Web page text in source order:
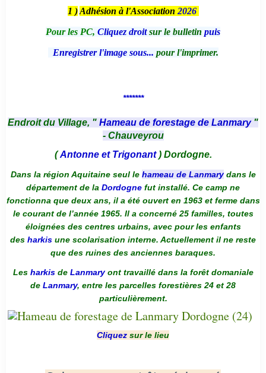
1 ) Adhésion à l'Association 2026
Pour les PC, Cliquez droitsur le bulletin puis
Enregistrer l'image sous... pour l'imprimer.
*******
Endroit du Village, " Hameau de forestage de Lanmary "
- Chauveyrou
(Antonne et Trigonant) Dordogne.
Dans la région Aquitaine seul le hameau de Lanmarydans le
département de la Dordogne fut installé. Ce camp ne
fonctionna que deux ans, il a été ouvert en 1963 et ferme dans
le courant de l’année 1965. Il a concerné 25 familles, toutes
éloignées des centres urbains, avec pour les enfants
des harkis une scolarisation interne. Actuellement il ne reste
que des ruines des anciennes baraques.
Les harkis de Lanmaryont travaillé dans la forêt domaniale
de Lanmary, entre les parcelles forestières 24 et 28
particulièrement.
Cliquez sur le lieu